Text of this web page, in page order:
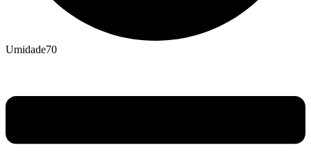
Umidade70